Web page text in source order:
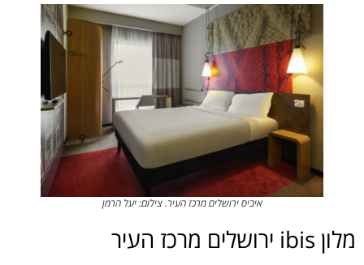
איביס ירושלים מרכז העיר. צילום: יעל הרמן
מלון ibis ירושלים מרכז העיר